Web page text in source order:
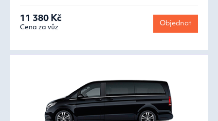
11 380 Kč
Cena za vůz
Objednat